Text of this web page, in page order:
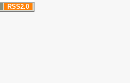
RSS2.0